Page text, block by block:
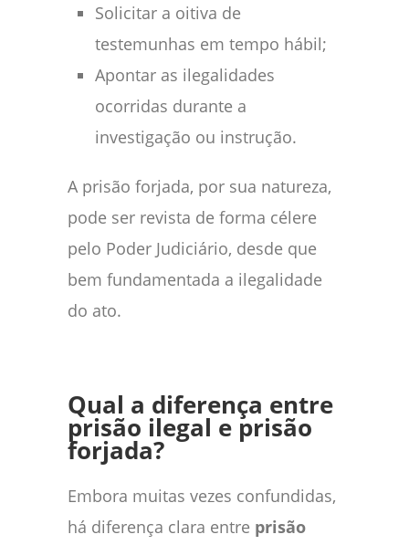
Solicitar a oitiva de
testemunhas em tempo hábil;
Apontar as ilegalidades
ocorridas durante a
investigação ou instrução.
A prisão forjada, por sua natureza,
pode ser revista de forma célere
pelo Poder Judiciário, desde que
bem fundamentada a ilegalidade
do ato.
Qual a diferença entre
prisão ilegal e prisão
forjada?
Embora muitas vezes confundidas,
há diferença clara entre prisão